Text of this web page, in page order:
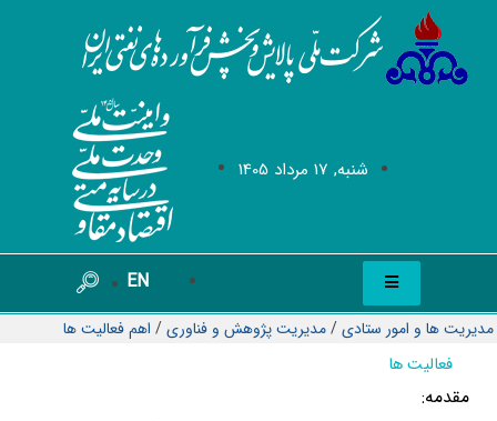
شنبه, 17 مرداد 1405
EN
مدیریت ها و امور ستادی/مدیریت پژوهش و فناوری/ اهم فعالیت ها
فعالیت ها
مقدمه: